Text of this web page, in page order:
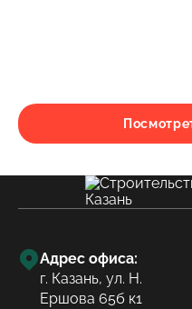
Адрес офиса:
г. Казань, ул. Н.
Ершова 65б к1